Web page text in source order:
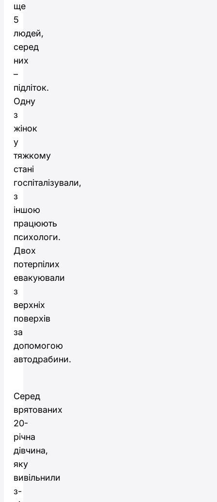
ще
5
людей,
серед
них
–
підліток.
Одну
з
жінок
у
тяжкому
стані
госпіталізували,
з
іншою
працюють
психологи.
Двох
потерпілих
евакуювали
з
верхніх
поверхів
за
допомогою
автодрабини.
Серед
врятованих
20-
річна
дівчина,
яку
вивільнили
з-